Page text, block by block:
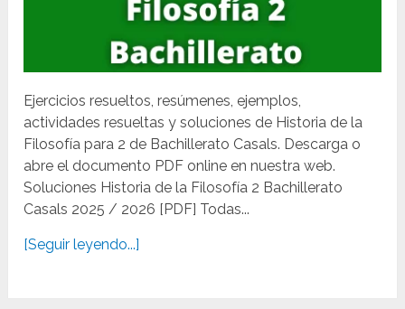
Ejercicios resueltos, resúmenes, ejemplos,
actividades resueltas y soluciones de Historia de la
Filosofía para 2 de Bachillerato Casals. Descarga o
abre el documento PDF online en nuestra web.
Soluciones Historia de la Filosofía 2 Bachillerato
Casals 2025 / 2026 [PDF] Todas...
[Seguir leyendo...]